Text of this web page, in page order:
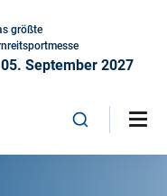
größte
September 2027